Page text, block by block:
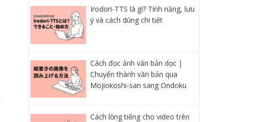
Irodori-TTS là gì? Tính năng, lưu
ý và cách dùng chi tiết
Cách đọc ảnh văn bản dọc |
Chuyển thành văn bản qua
Mojiokoshi-san sang Ondoku
Cách lồng tiếng cho video trên